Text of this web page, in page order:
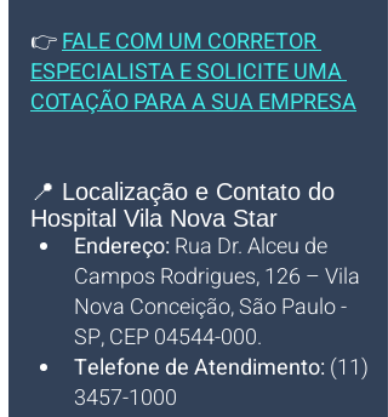
👉 FALE COM UM CORRETOR
ESPECIALISTA E SOLICITE UMA
COTAÇÃO PARA A SUA EMPRESA
📍 Localização e Contato do
Hospital Vila Nova Star
Endereço: Rua Dr. Alceu de
Campos Rodrigues, 126 – Vila
Nova Conceição, São Paulo -
SP, CEP 04544-000.
Telefone de Atendimento: (11)
3457-1000